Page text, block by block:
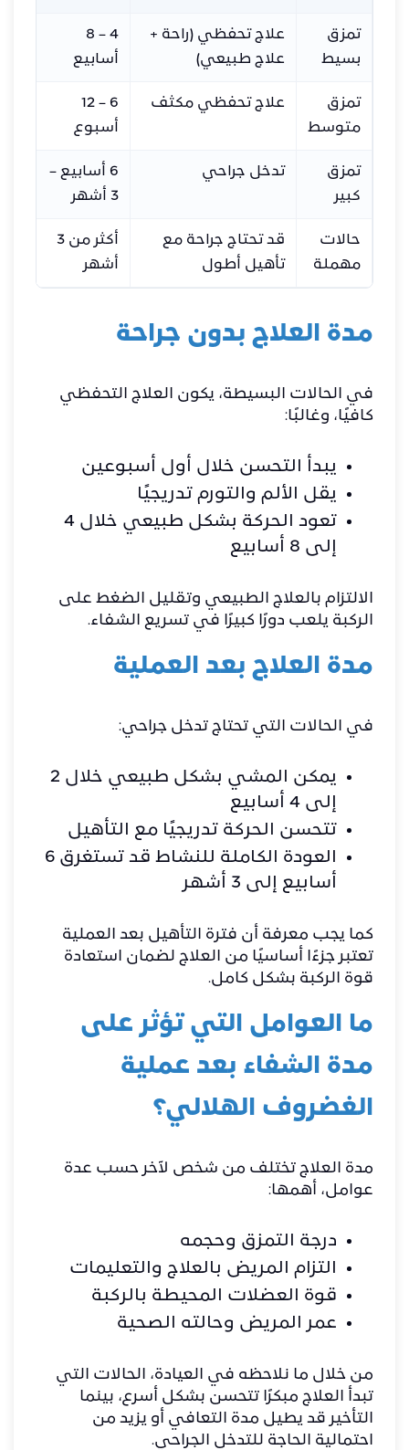
تمزق
بسيط
علاج تحفظي (راحة +
علاج طبيعي)
4 – 8
أسابيع
تمزق
متوسط
علاج تحفظي مكثف
6 – 12
أسبوع
تمزق
كبير
تدخل جراحي
6 أسابيع –
3 أشهر
حالات
مهملة
قد تحتاج جراحة مع
تأهيل أطول
أكثر من 3
أشهر
مدة العلاج بدون جراحة
في الحالات البسيطة، يكون العلاج التحفظي
كافيًا، وغالبًا:
يبدأ التحسن خلال أول أسبوعين
يقل الألم والتورم تدريجيًا
تعود الحركة بشكل طبيعي خلال 4
إلى 8 أسابيع
الالتزام بالعلاج الطبيعي وتقليل الضغط على
الركبة يلعب دورًا كبيرًا في تسريع الشفاء.
مدة العلاج بعد العملية
في الحالات التي تحتاج تدخل جراحي:
يمكن المشي بشكل طبيعي خلال 2
إلى 4 أسابيع
تتحسن الحركة تدريجيًا مع التأهيل
العودة الكاملة للنشاط قد تستغرق 6
أسابيع إلى 3 أشهر
كما يجب معرفة أن فترة التأهيل بعد العملية
تعتبر جزءًا أساسيًا من العلاج لضمان استعادة
قوة الركبة بشكل كامل.
ما العوامل التي تؤثر على
مدة الشفاء بعد عملية
الغضروف الهلالي؟
مدة العلاج تختلف من شخص لآخر حسب عدة
عوامل، أهمها:
درجة التمزق وحجمه
التزام المريض بالعلاج والتعليمات
قوة العضلات المحيطة بالركبة
عمر المريض وحالته الصحية
من خلال ما نلاحظه في العيادة، الحالات التي
تبدأ العلاج مبكرًا تتحسن بشكل أسرع، بينما
التأخير قد يطيل مدة التعافي أو يزيد من
احتمالية الحاجة للتدخل الجراحي.